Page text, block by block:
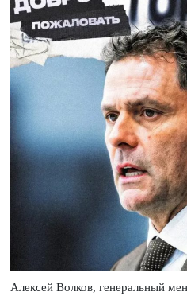
Алексей Волков, генеральный